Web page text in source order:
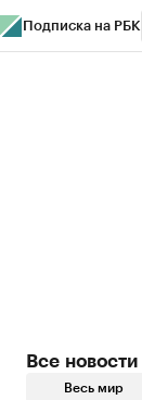
Подписка на РБК
Все новости
Весь мир